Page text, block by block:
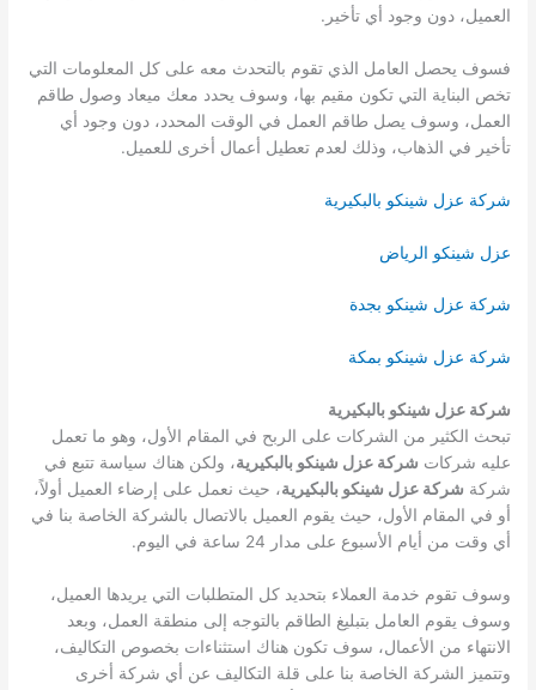
العميل، دون وجود أي تأخير.
فسوف يحصل العامل الذي تقوم بالتحدث معه على كل المعلومات التي
تخص البناية التي تكون مقيم بها، وسوف يحدد معك ميعاد وصول طاقم
العمل، وسوف يصل طاقم العمل في الوقت المحدد، دون وجود أي
تأخير في الذهاب، وذلك لعدم تعطيل أعمال أخرى للعميل.
شركة عزل شينكو بالبكيرية
عزل شينكو الرياض
شركة عزل شينكو بجدة
شركة عزل شينكو بمكة
شركة عزل شينكو بالبكيرية
تبحث الكثير من الشركات على الربح في المقام الأول، وهو ما تعمل
عليه شركات شركة عزل شينكو بالبكيرية، ولكن هناك سياسة تتبع في
شركة شركة عزل شينكو بالبكيرية، حيث نعمل على إرضاء العميل أولاً،
أو في المقام الأول، حيث يقوم العميل بالاتصال بالشركة الخاصة بنا في
أي وقت من أيام الأسبوع على مدار 24 ساعة في اليوم.
وسوف تقوم خدمة العملاء بتحديد كل المتطلبات التي يريدها العميل،
وسوف يقوم العامل بتبليغ الطاقم بالتوجه إلى منطقة العمل، وبعد
الانتهاء من الأعمال، سوف تكون هناك استثناءات بخصوص التكاليف،
وتتميز الشركة الخاصة بنا على قلة التكاليف عن أي شركة أخرى